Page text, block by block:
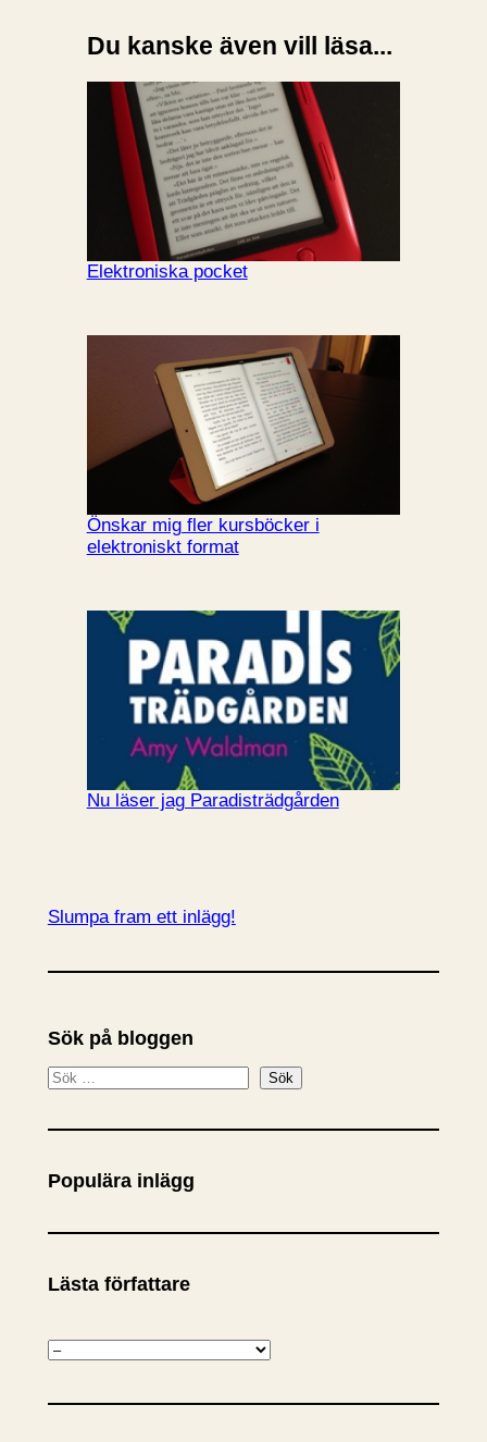
Du kanske även vill läsa...
Elektroniska pocket
Önskar mig fler kursböcker i
elektroniskt format
Nu läser jag Paradisträdgården
Slumpa fram ett inlägg!
Sök på bloggen
S
k
Sök
Populära inlägg
Lästa författare
K
t